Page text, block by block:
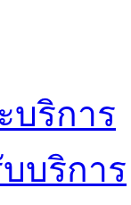
บริการ
บริการ